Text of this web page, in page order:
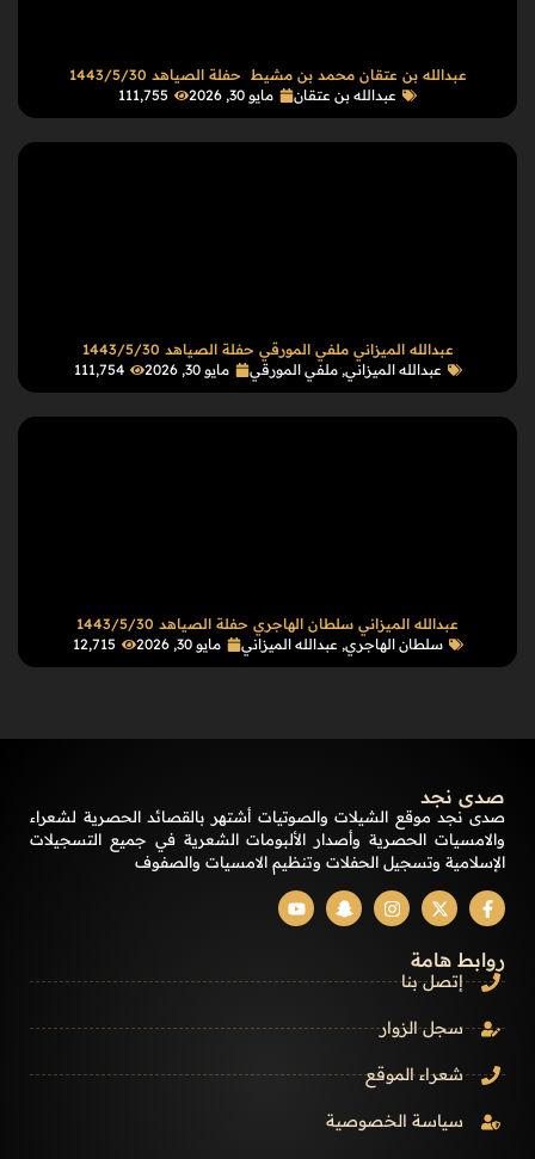
عبدالله بن عتقان محمد بن مشيط حفلة الصياهد 1443/5/30
عبدالله بن عتقان
مايو 30, 2026 111٬755
عبدالله الميزاني ملفي المورقي حفلة الصياهد 1443/5/30
عبدالله الميزاني,ملفي المورقي مايو 30, 2026 111٬754
عبدالله الميزاني سلطان الهاجري حفلة الصياهد 1443/5/30
سلطان الهاجري, عبدالله الميزاني مايو 30, 2026 12٬715
صدى نجد
صدى نجد موقع الشيلات والصوتيات أشتهر بالقصائد الحصرية لشعراء
والامسيات الحصرية وأصدار الألبومات الشعرية في جميع التسجيلات
الإسلامية وتسجيل الحفلات وتنظيم الامسيات والصفوف
روابط هامة
إتصل بنا
سجل الزوار
شعراء الموقع
سياسة الخصوصية